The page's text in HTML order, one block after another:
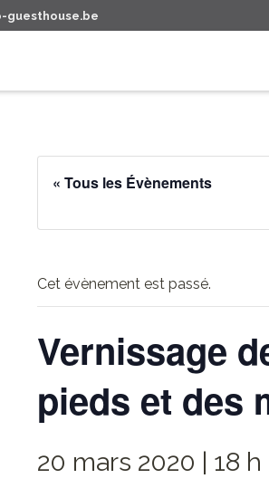
guesthouse.be
« Tous les Évènements
Cet évènement est passé.
Vernissage
pieds et des
20 mars 2020 | 18